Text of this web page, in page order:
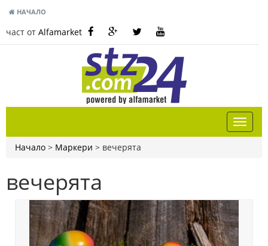
НАЧАЛО
част от Alfamarket
Начало > Маркери > вечерята
вечерята